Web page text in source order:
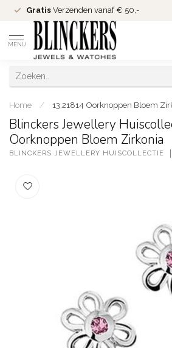
Gratis Verzenden vanaf € 50,-
MENU
Home / 13.21814 Oorknoppen Bloem
Blinckers Jewellery
Oorknoppen Bloem Zirkonia
BLINCKERS JEWELLERY HUISCOLLECTIE